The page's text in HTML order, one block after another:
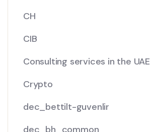
CH
CIB
Consulting services in the UAE
Crypto
dec_bettilt-guvenlir
dec_bh_common